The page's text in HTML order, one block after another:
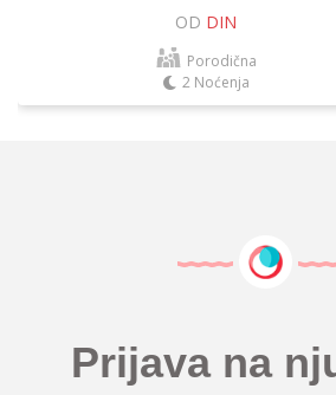
OD DIN
Porodična
2 Noćenja
Prijava na